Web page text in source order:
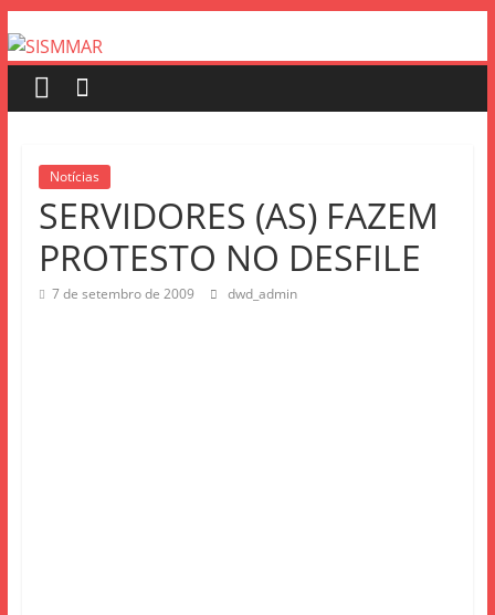
Notícias
SERVIDORES (AS) FAZEM
PROTESTO NO DESFILE
7 de setembro de 2009 dwd_admin